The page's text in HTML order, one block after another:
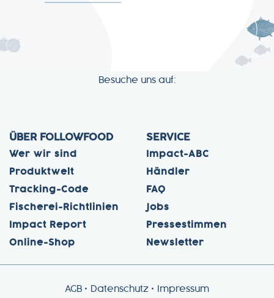
Besuche uns auf:
ÜBER FOLLOWFOOD
Wer wir sind
Produktwelt
Tracking-Code
Fischerei-Richtlinien
Impact Report
Online-Shop
SERVICE
Impact-ABC
Händler
FAQ
Jobs
Pressestimmen
Newsletter
AGB Datenschutz Impressum